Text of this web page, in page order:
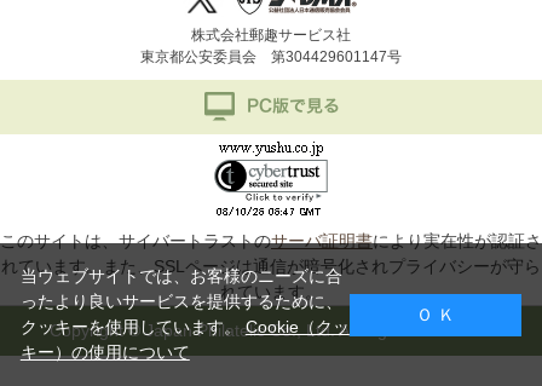
株式会社郵趣サービス社
東京都公安委員会 第304429601147号
このサイトは、サイバートラストのサーバ証明書により実在性が認証さ
れています。また、SSLページは通信が暗号化されプライバシーが守ら
れています。
Copyright © Japan Philatelic Co., Ltd. All Rights Reserved.
当ウェブサイトでは、お客様のニーズに合
ったより良いサービスを提供するために、
クッキーを使用しています。Cookie（クッ
キー）の使用について
Ｏ Ｋ